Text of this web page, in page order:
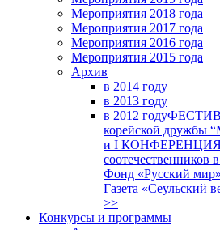
Мероприятия 2018 годa
Мероприятия 2017 года
Мероприятия 2016 года
Мероприятия 2015 года
Архив
в 2014 году
в 2013 году
в 2012 году
корейской дружбы
и I КОНФЕРЕНЦИЯ
соотечественников
Фонд «Русский
Газета «Сеульский
>>
Конкурсы и программы